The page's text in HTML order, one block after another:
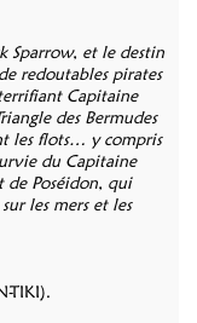
Sparrow, et le destin
redoutables pirates
Capitaine
des Bermudes
les flots… y compris
du Capitaine
de Poséidon, qui
les mers et les
TIKI).